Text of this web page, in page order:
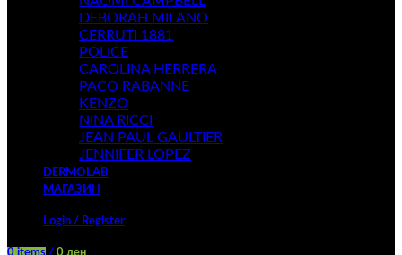
DEBORAH MILANO
CERRUTI 1881
POLICE
CAROLINA HERRERA
PACO RABANNE
KENZO
NINA RICCI
JEAN PAUL GAULTIER
JENNIFER LOPEZ
DERMOLAB
МАГАЗИН
Login / Register